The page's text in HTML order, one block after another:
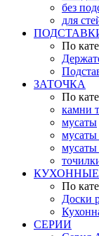
без
для
По
ЗАТОЧКА
По
камни
мусаты
мусаты
По
Доски
СЕРИИ